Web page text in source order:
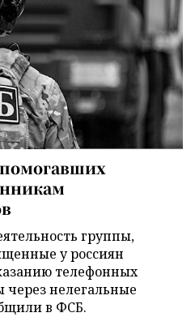
группы,
у россиян
телефонных
нелегальные
в ФСБ.